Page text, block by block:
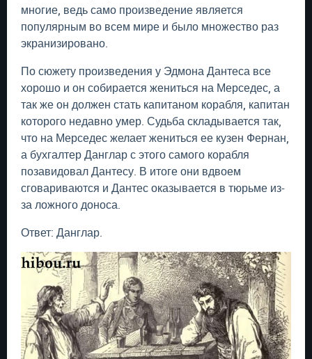
многие, ведь само произведение является
популярным во всем мире и было множество раз
экранизировано.
По сюжету произведения у Эдмона Дантеса все
хорошо и он собирается жениться на Мерседес, а
так же он должен стать капитаном корабля, капитан
которого недавно умер. Судьба складывается так,
что на Мерседес желает жениться ее кузен Фернан,
а бухгалтер Данглар с этого самого корабля
позавидовал Дантесу. В итоге они вдвоем
сговариваются и Дантес оказывается в тюрьме из-
за ложного доноса.
Ответ: Данглар.